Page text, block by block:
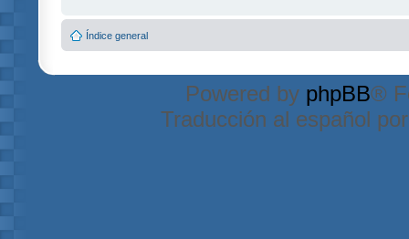
Índice general
Powered by phpBB®
Traducción al español